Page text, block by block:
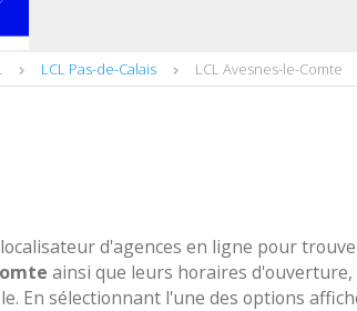
LCL Pas-de-Calais LCL Avesnes-le-Comte
d'agences en ligne pour
ainsi que leurs horaires
En sélectionnant l'une des options